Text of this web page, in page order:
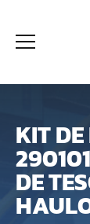
KIT
DE